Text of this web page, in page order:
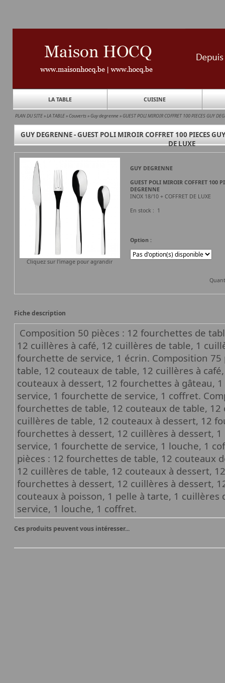
LA TABLE CUISINE
PLAN DU SITE»LA TABLE»Couverts»Guy degrenne»GUEST POLI MIROIR COFFRET 100 PIECES GUY
GUY DEGRENNE - GUEST POLI MIROIR COFFRET 100 PIECES
DE LUXE
Cliquez sur l'image pour agrandir
GUY DEGRENNE
GUEST POLI MIROIR COFFRET 100
DEGRENNE
INOX 18/10 + COFFRET DE LUXE
En stock : 1
Option :
Fiche description
Composition 50 pièces : 12 fourchettes de
12 cuillères à café, 12 cuillères de table, 1
fourchette de service, 1 écrin. Composition
table, 12 couteaux de table, 12 cuillères à
couteaux à dessert, 12 fourchettes à gâteau,
service, 1 fourchette de service, 1 coffret.
fourchettes de table, 12 couteaux de table, 12
cuillères de table, 12 couteaux à dessert, 12
fourchettes à dessert, 12 cuillères à dessert,
service, 1 fourchette de service, 1 louche, 1
pièces : 12 fourchettes de table, 12 couteaux
12 cuillères de table, 12 couteaux à dessert,
fourchettes à dessert, 12 cuillères à dessert,
couteaux à poisson, 1 pelle à tarte, 1
service, 1 louche, 1 coffret.
Ces produits peuvent vous intéresser...